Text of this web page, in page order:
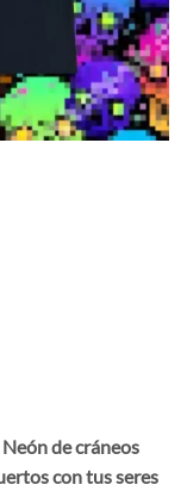
de cráneos
con tus seres